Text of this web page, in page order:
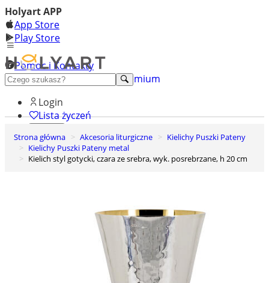
Holyart APP
App Store
Play Store
Pomoc i Kontakty
+48 222 922 860
Odkryj premium
Login
Lista życzeń
0
Koszyk
Strona główna Akcesoria liturgiczne
Kielichy Puszki Pateny
Kielichy Puszki Pateny metal
Kielich styl gotycki, czara ze srebra, wyk. posrebrzane, h 20 cm